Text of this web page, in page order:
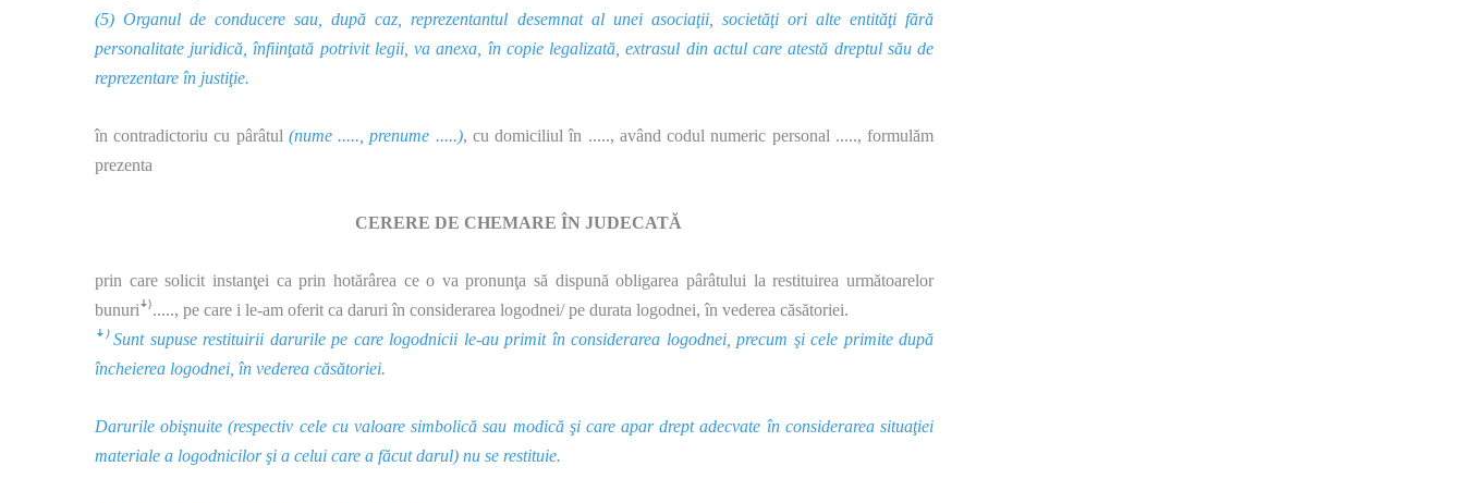
(5) Organul de conducere sau, după caz, reprezentantul desemnat al unei asociaţii, societăţi ori alte entităţi fără
personalitate juridică, înfiinţată potrivit legii, va anexa, în copie legalizată, extrasul din actul care atestă dreptul său de
reprezentare în justiţie.
în contradictoriu cu pârâtul (nume ....., prenume .....), cu domiciliul în ....., având codul numeric personal ....., formulăm
prezenta
CERERE DE CHEMARE ÎN JUDECATĂ
prin care solicit instanţei ca prin hotărârea ce o va pronunţa să dispună obligarea pârâtului la restituirea următoarelor
bunuriꜜ⁾....., pe care i le-am oferit ca daruri în considerarea logodnei/ pe durata logodnei, în vederea căsătoriei.
ꜜ⁾ Sunt supuse restituirii darurile pe care logodnicii le-au primit în considerarea logodnei, precum şi cele primite după
încheierea logodnei, în vederea căsătoriei.
Darurile obişnuite (respectiv cele cu valoare simbolică sau modică şi care apar drept adecvate în considerarea situaţiei
materiale a logodnicilor şi a celui care a făcut darul) nu se restituie.